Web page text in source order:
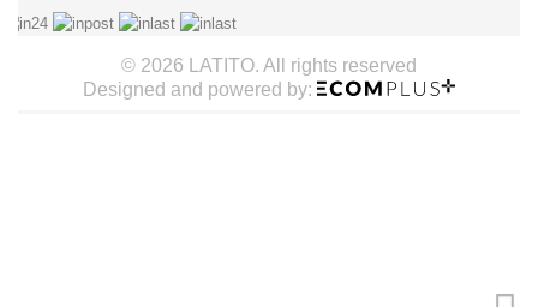
© 2026 LATITO. All rights reserved
Designed and powered by: